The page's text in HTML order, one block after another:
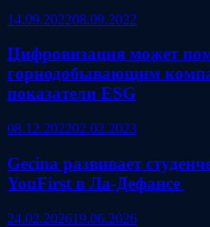
14.09.202208.09.2022
Цифровизация может
горнодобывающим
показатели ESG
08.12.202202.02.2023
Gecina развивает
YouFirst в Ла‑Дефансе
24.02.202619.06.2026